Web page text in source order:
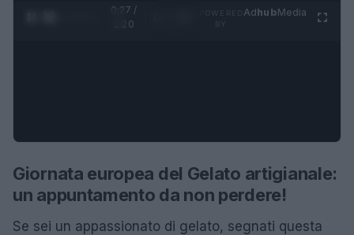
0:28 /
1:20
AdhubMedia
Giornata europea del Gelato artigianale:
un appuntamento da non perdere!
Se sei un appassionato di gelato, segnati questa